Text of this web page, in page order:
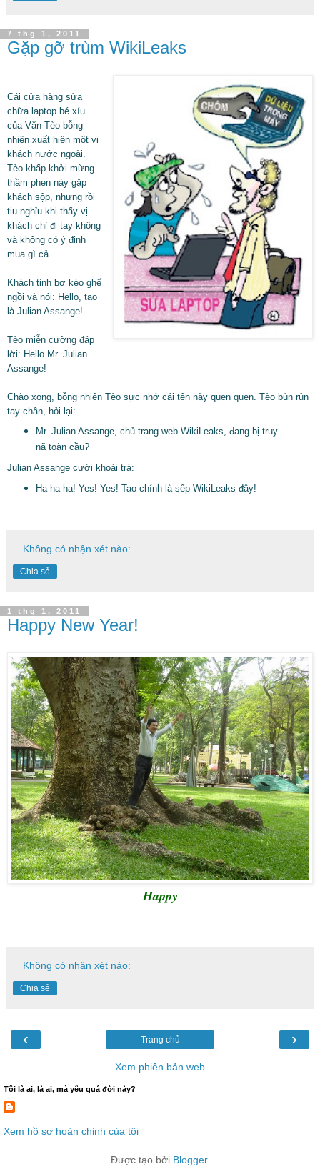
7 thg 1, 2011
Gặp gỡ trùm WikiLeaks
Cái cửa hàng sửa
chữa laptop bé xíu
của Văn Tèo bỗng
nhiên xuất hiện một vị
khách nước ngoài.
Tèo khấp khởi mừng
thầm phen này gặp
khách sộp, nhưng rồi
tiu nghỉu khi thấy vị
khách chỉ đi tay không
và không có ý định
mua gì cả.
Khách tỉnh bơ kéo ghế
ngồi và nói: Hello, tao
là Julian Assange!
Tèo miễn cưỡng đáp
lời: Hello Mr. Julian
Assange!
Chào xong, bỗng nhiên Tèo sực nhớ cái tên này quen quen. Tèo bủn rủn
tay chân, hỏi lại:
Mr. Julian Assange, chủ trang web WikiLeaks, đang bị truy
nã toàn cầu?
Julian Assange cười khoái trá:
Ha ha ha! Yes! Yes! Tao chính là sếp WikiLeaks đây!
Không có nhận xét nào:
Chia sẻ
1 thg 1, 2011
Happy New Year!
Happy
Không có nhận xét nào:
Chia sẻ
‹ ›
Trang chủ
Xem phiên bản web
Tôi là ai, là ai, mà yêu quá đời này?
Xem hồ sơ hoàn chỉnh của tôi
Được tạo bởi Blogger.